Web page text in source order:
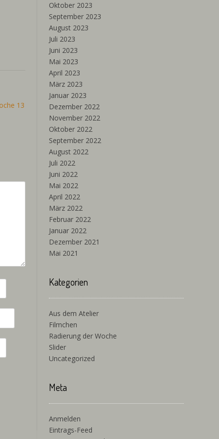
13
Oktober 2023
September 2023
August 2023
Juli 2023
Juni 2023
Mai 2023
April 2023
März 2023
Januar 2023
Dezember 2022
November 2022
Oktober 2022
September 2022
August 2022
Juli 2022
Juni 2022
Mai 2022
April 2022
März 2022
Februar 2022
Januar 2022
Dezember 2021
Mai 2021
Kategorien
Aus dem Atelier
Filmchen
Radierung der Woche
Slider
Uncategorized
Meta
Anmelden
Eintrags-Feed